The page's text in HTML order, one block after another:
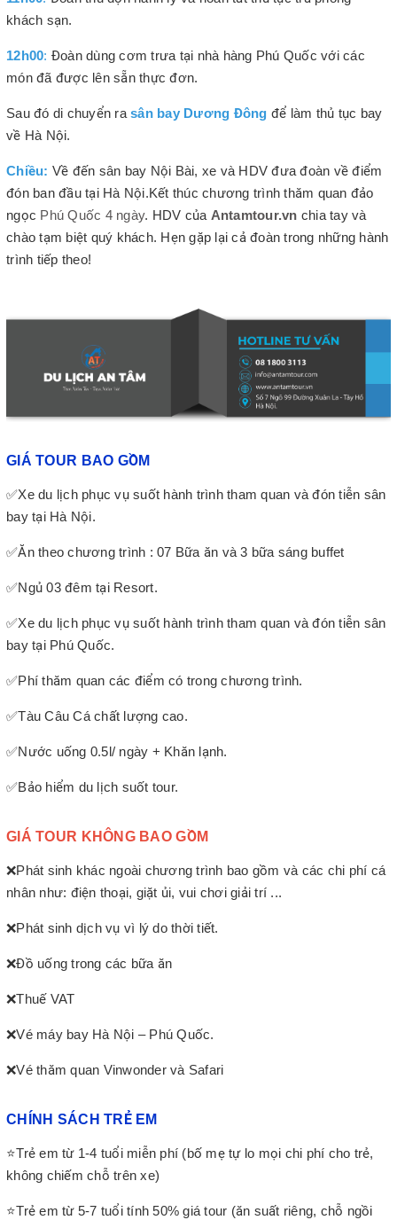
khách sạn.
12h00: Đoàn dùng cơm trưa tại nhà hàng Phú Quốc với các
món đã được lên sẵn thực đơn.
Sau đó di chuyển ra sân bay Dương Đông để làm thủ tục bay
về Hà Nội.
Chiều: Về đến sân bay Nội Bài, xe và HDV đưa đoàn về điểm
đón ban đầu tại Hà Nội.Kết thúc chương trình thăm quan đảo
ngọc Phú Quốc 4 ngày. HDV của Antamtour.vn chia tay và
chào tạm biệt quý khách. Hẹn gặp lại cả đoàn trong những hành
trình tiếp theo!
GIÁ TOUR BAO GỒM
✅Xe du lịch phục vụ suốt hành trình tham quan và đón tiễn sân
bay tại Hà Nội.
✅Ăn theo chương trình : 07 Bữa ăn và 3 bữa sáng buffet
✅Ngủ 03 đêm tại Resort.
✅Xe du lịch phục vụ suốt hành trình tham quan và đón tiễn sân
bay tại Phú Quốc.
✅Phí thăm quan các điểm có trong chương trình.
✅Tàu Câu Cá chất lượng cao.
✅Nước uống 0.5l/ ngày + Khăn lạnh.
✅Bảo hiểm du lịch suốt tour.
GIÁ TOUR KHÔNG BAO GỒM
❌Phát sinh khác ngoài chương trình bao gồm và các chi phí cá
nhân như: điện thoại, giặt ủi, vui chơi giải trí ...
❌Phát sinh dịch vụ vì lý do thời tiết.
❌Đồ uống trong các bữa ăn
❌Thuế VAT
❌Vé máy bay Hà Nội – Phú Quốc.
❌Vé thăm quan Vinwonder và Safari
CHÍNH SÁCH TRẺ EM
⭐Trẻ em từ 1-4 tuổi miễn phí (bố mẹ tự lo mọi chi phí cho trẻ,
không chiếm chỗ trên xe)
⭐Trẻ em từ 5-7 tuổi tính 50% giá tour (ăn suất riêng, chỗ ngồi